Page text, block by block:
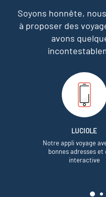
Soyons honnête,
à proposer des
avons
LUCIOLE
Notre appli voyage
bonnes adresses
interactive